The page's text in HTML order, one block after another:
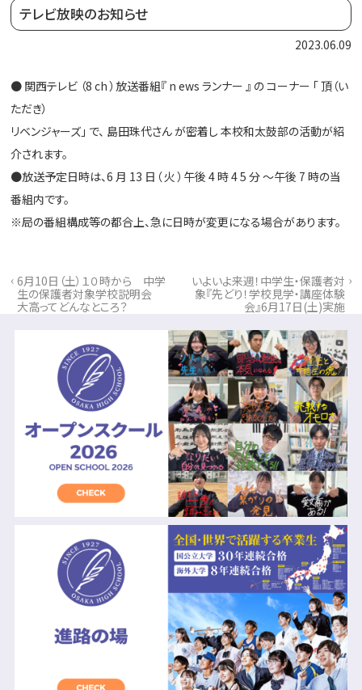
テレビ放映のお知らせ
2023.06.09
● 関西テレビ （8 ch ）放送番組『 n ews ランナー 』 の コーナー 「 頂（い
ただき）
リベンジャーズ」 で、 島田珠代さん が密着し 本校和太鼓部の活動が紹
介されます。
●放送予定日時は、6 月 13 日（ 火 ）午後 4 時 4 5 分 ～午後 7 時の当
番組内です。
※局の番組構成等の都合上、急に日時が変更になる場合があります。
‹ 6月10日（土）１０時から 中学
生の保護者対象学校説明会
大高ってどんなところ？
いよいよ来週！中学生・保護者対
象『先どり！学校見学・講座体験
会』6月17日(土)実施
›